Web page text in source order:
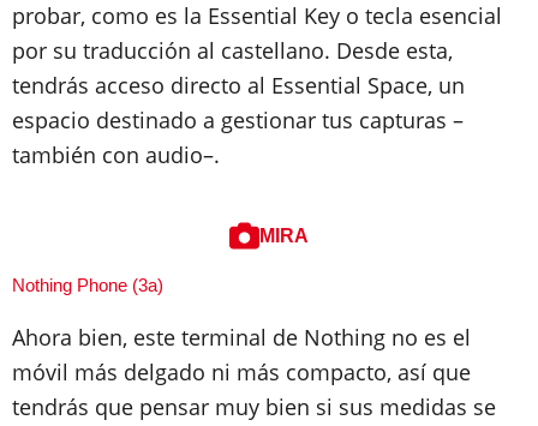
probar, como es la Essential Key o tecla esencial
por su traducción al castellano. Desde esta,
tendrás acceso directo al Essential Space, un
espacio destinado a gestionar tus capturas –
también con audio–.
MIRA
Nothing Phone (3a)
Ahora bien, este terminal de Nothing no es el
móvil más delgado ni más compacto, así que
tendrás que pensar muy bien si sus medidas se